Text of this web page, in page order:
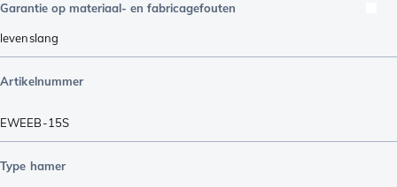
Garantie op materiaal- en fabricagefouten
levenslang
Artikelnummer
EWEEB-15S
Type hamer